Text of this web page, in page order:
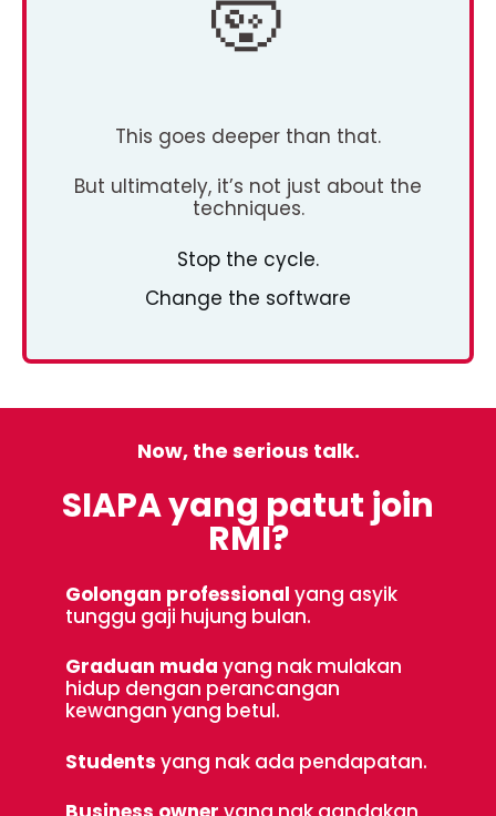
This goes deeper than that.
But ultimately, it’s not just about the
techniques.
Stop the cycle.
Change the software
Now, the serious talk.
SIAPA yang patut join
RMI?
Golongan professional yang asyik
tunggu gaji hujung bulan.
Graduan muda yang nak mulakan
hidup dengan perancangan
kewangan yang betul.
Students yang nak ada pendapatan.